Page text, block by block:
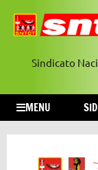
Sindicato
MENU